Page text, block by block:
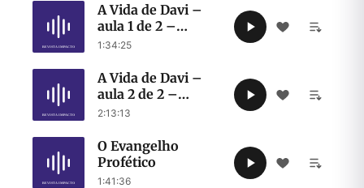
A Vida de Davi –
aula 1 de 2 –
30.08.2010
1:34:25
A Vida de Davi –
aula 2 de 2 –
31.08.2010
2:13:13
O Evangelho
Profético
1:41:36